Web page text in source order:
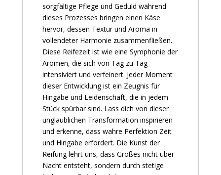
sorgfältige Pflege und Geduld während
dieses Prozesses bringen einen Käse
hervor, dessen Textur und Aroma in
vollendeter Harmonie zusammenfließen.
Diese Reifezeit ist wie eine Symphonie der
Aromen, die sich von Tag zu Tag
intensiviert und verfeinert. Jeder Moment
dieser Entwicklung ist ein Zeugnis für
Hingabe und Leidenschaft, die in jedem
Stück spürbar sind. Lass dich von dieser
unglaublichen Transformation inspirieren
und erkenne, dass wahre Perfektion Zeit
und Hingabe erfordert. Die Kunst der
Reifung lehrt uns, dass Großes nicht über
Nacht entsteht, sondern durch stetige